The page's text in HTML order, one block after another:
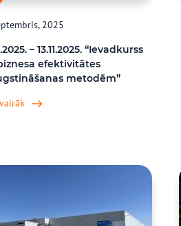
2025
– 13.11.2025. “Ievadkurss
efektivitātes
metodēm”